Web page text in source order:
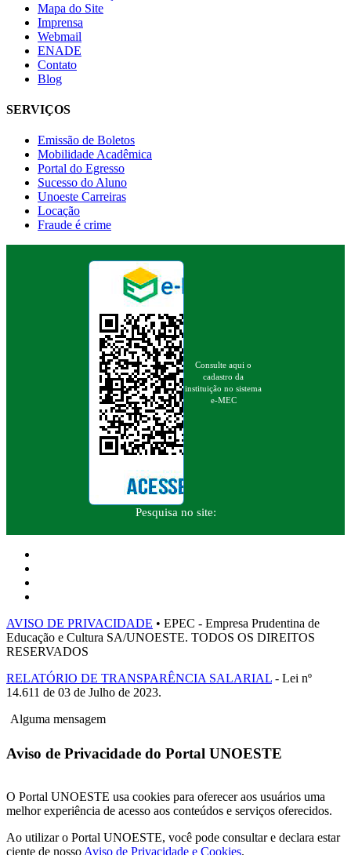
Mapa do Site
Imprensa
Webmail
ENADE
Contato
Blog
SERVIÇOS
Emissão de Boletos
Mobilidade Acadêmica
Portal do Egresso
Sucesso do Aluno
Unoeste Carreiras
Locação
Fraude é crime
Consulte aqui o
cadastro da
instituição no sistema
e-MEC
Pesquisa no site:
AVISO DE PRIVACIDADE • EPEC - Empresa Prudentina de
Educação e Cultura SA/UNOESTE. TODOS OS DIREITOS
RESERVADOS
RELATÓRIO DE TRANSPARÊNCIA SALARIAL - Lei nº
14.611 de 03 de Julho de 2023.
Alguma mensagem
Aviso de Privacidade do Portal UNOESTE
O Portal UNOESTE usa cookies para oferecer aos usuários uma
melhor experiência de acesso aos conteúdos e serviços oferecidos.
Ao utilizar o Portal UNOESTE, você pode consultar e declara estar
ciente de nosso Aviso de Privacidade e Cookies.